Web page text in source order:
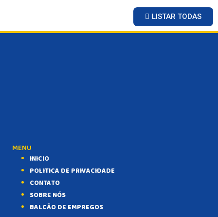
LISTAR TODAS
MENU
INICIO
POLITICA DE PRIVACIDADE
CONTATO
SOBRE NÓS
BALCÃO DE EMPREGOS
BALCÃO DE EMPREGOS